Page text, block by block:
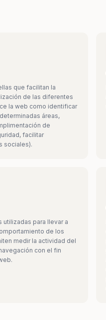
que facilitan la
de las diferentes
la web como identificar
áreas,
de
facilitar
sociales).
utilizadas para llevar a
de los
medir la actividad del
con el fin